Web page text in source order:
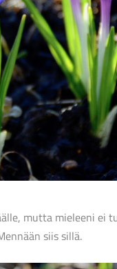
mutta mieleeni ei
siis sillä.